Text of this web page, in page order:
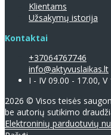
Klientams
Užsakymų istorija
Kontaktai
+37064767746
info@aktyvuslaikas.lt
I - IV 09.00 - 17.00, V
2026 © Visos teisės
be autorių sutikimo
Elektroninių parduotuvių